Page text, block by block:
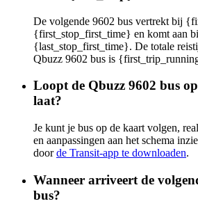
De volgende 9602 bus vertrekt bij
{first_stop_first_time} en komt aan
{last_stop_first_time}. De totale
Qbuzz 9602 bus is
Loopt de Qbuzz 9602 bus
laat?
Je kunt je bus op de kaart volgen,
en aanpassingen aan het schema
doorde Transit-app te downloaden.
Wanneer arriveert de
bus?